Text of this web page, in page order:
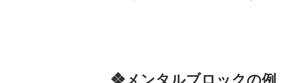
❖メンタルブロックの例